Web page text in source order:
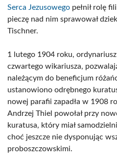
Serca Jezusowego pełnił rolę
pieczę nad nim sprawował
Tischner.
1 lutego 1904 roku,
czwartego wikariusza,
należącym do beneficjum
ustanowiono odrębnego
nowej parafii zapadła w 1908
Andrzej Thiel powołał przy
kuratusa, który miał
choć jeszcze nie dysponując
proboszczowskimi.